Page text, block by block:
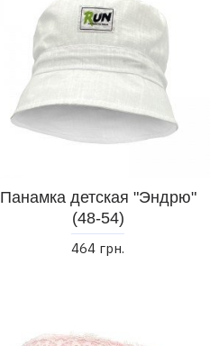
Панамка детская "Эндрю"
(48-54)
464 грн.